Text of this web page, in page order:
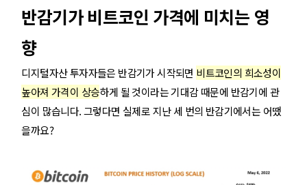
반감기가 비트코인 가격에 미치는 영
향
디지털자산 투자자들은 반감기가 시작되면 비트코인의 희소성이
높아져 가격이 상승하게 될 것이라는 기대감 때문에 반감기에 관
심이 많습니다. 그렇다면 실제로 지난 세 번의 반감기에서는 어땠
을까요?